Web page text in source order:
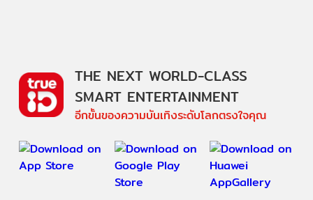
THE NEXT WORLD-CLASS
SMART ENTERTAINMENT
อีกขั้นของความบันเทิงระดับโลกตรงใจคุณ